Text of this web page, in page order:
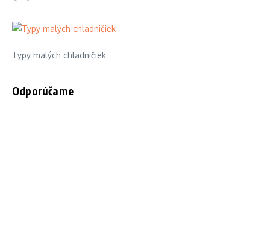
Typy malých chladničiek
Odporúčame